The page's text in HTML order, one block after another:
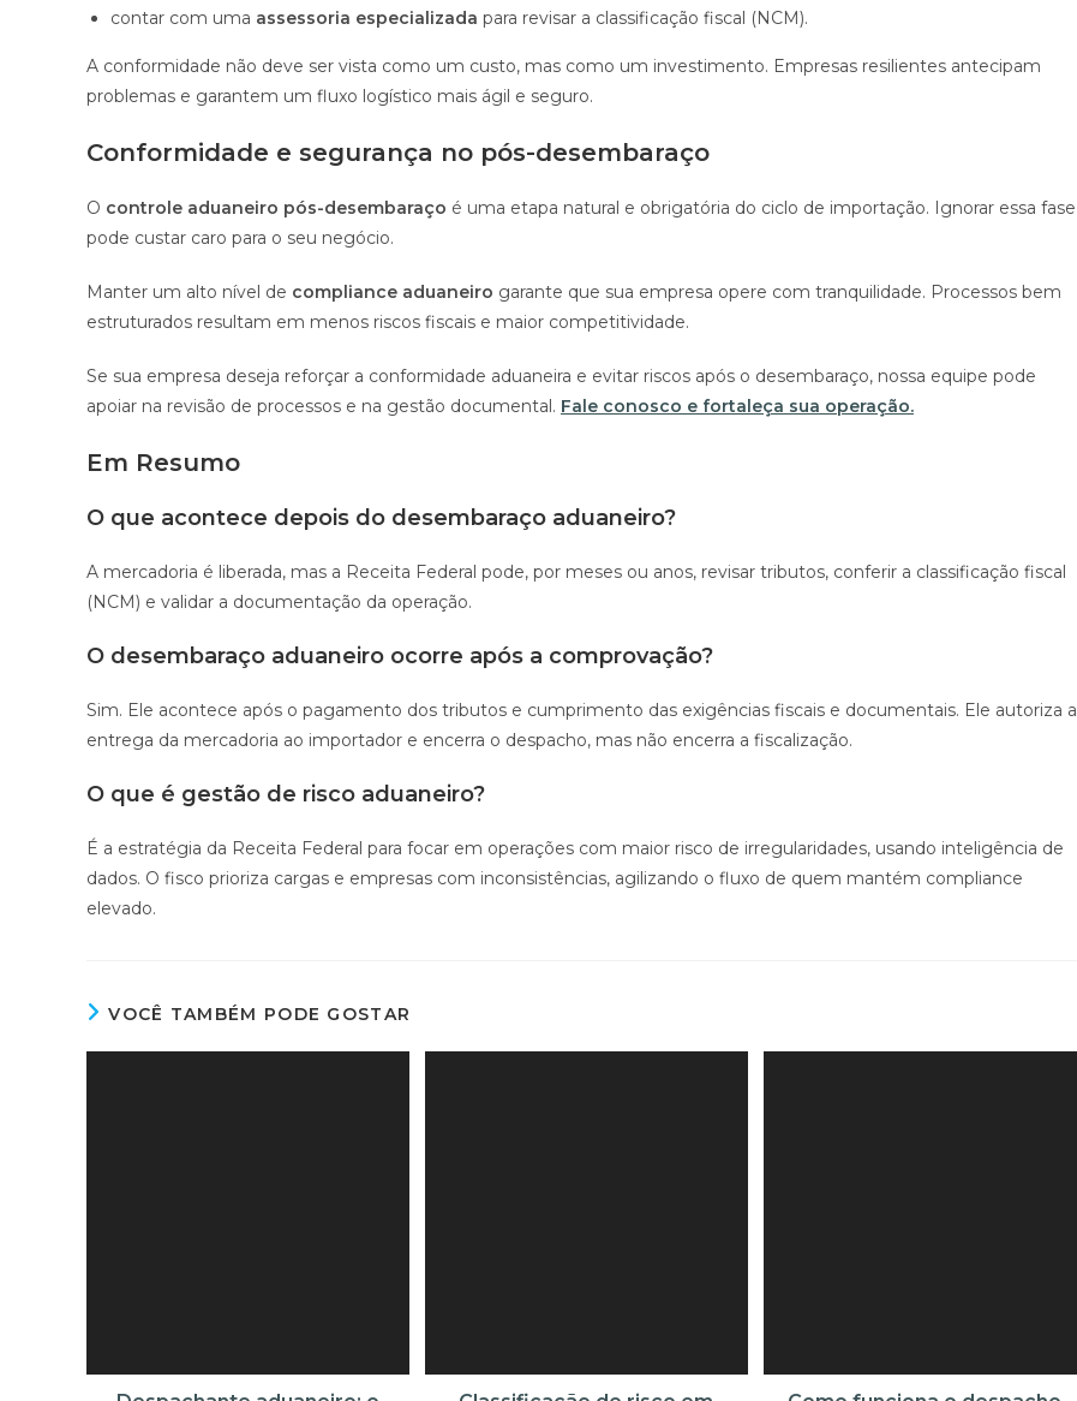
contar com uma assessoria especializada para revisar a classificação fiscal (NCM).
A conformidade não deve ser vista como um custo, mas como um investimento. Empresas resilientes antecipam
problemas e garantem um fluxo logístico mais ágil e seguro.
Conformidade e segurança no pós-desembaraço
O controle aduaneiro pós-desembaraço é uma etapa natural e obrigatória do ciclo de importação. Ignorar essa fase
pode custar caro para o seu negócio.
Manter um alto nível de compliance aduaneiro garante que sua empresa opere com tranquilidade. Processos bem
estruturados resultam em menos riscos fiscais e maior competitividade.
Se sua empresa deseja reforçar a conformidade aduaneira e evitar riscos após o desembaraço, nossa equipe pode
apoiar na revisão de processos e na gestão documental. Fale conosco e fortaleça sua operação.
Em Resumo
O que acontece depois do desembaraço aduaneiro?
A mercadoria é liberada, mas a Receita Federal pode, por meses ou anos, revisar tributos, conferir a classificação fiscal
(NCM) e validar a documentação da operação.
O desembaraço aduaneiro ocorre após a comprovação?
Sim. Ele acontece após o pagamento dos tributos e cumprimento das exigências fiscais e documentais. Ele autoriza a
entrega da mercadoria ao importador e encerra o despacho, mas não encerra a fiscalização.
O que é gestão de risco aduaneiro?
É a estratégia da Receita Federal para focar em operações com maior risco de irregularidades, usando inteligência de
dados. O fisco prioriza cargas e empresas com inconsistências, agilizando o fluxo de quem mantém compliance
elevado.
VOCÊ TAMBÉM PODE GOSTAR